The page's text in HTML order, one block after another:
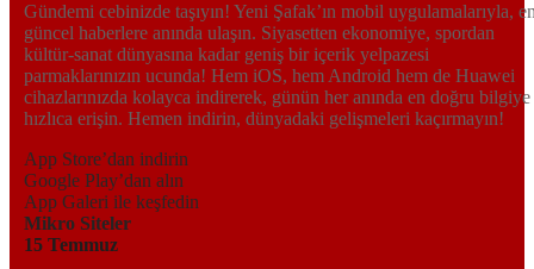
Gündemi cebinizde taşıyın! Yeni Şafak’ın mobil uygulamalarıyla,
güncel haberlere anında ulaşın. Siyasetten ekonomiye, spordan
kültür-sanat dünyasına kadar geniş bir içerik yelpazesi
parmaklarınızın ucunda! Hem iOS, hem Android hem de Huawei
cihazlarınızda kolayca indirerek, günün her anında en doğru bilgiye
hızlıca erişin. Hemen indirin, dünyadaki gelişmeleri kaçırmayın!
App Store’dan indirin
Google Play’dan alın
App Galeri ile keşfedin
Mikro Siteler
15 Temmuz